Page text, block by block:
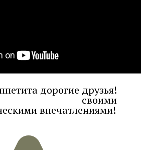
дорогие друзья!
своими
впечатлениями!